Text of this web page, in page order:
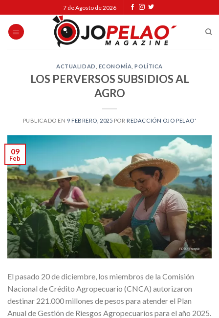
to
content
7 de Agosto de 2026
ACTUALIDAD ECONOMÍA ,POLÍTICA
LOS PERVERSOS SUBSIDIOS AL
AGRO
PUBLICADO EN 9 FEBRERO, 2025 POR REDACCIÓN OJO PELAO'
09
Feb
El pasado 20 de diciembre, los miembros de la Comisión
Nacional de Crédito Agropecuario (CNCA) autorizaron
destinar 221.000 millones de pesos para atender el Plan
Anual de Gestión de Riesgos Agropecuarios para el año 2025.